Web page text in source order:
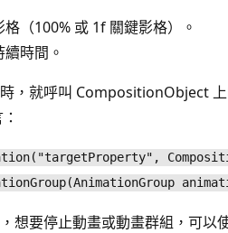
（100% 或 1f 關鍵影格）。
時間。
，就呼叫 CompositionObject
想要停止動畫或動畫群組，可以